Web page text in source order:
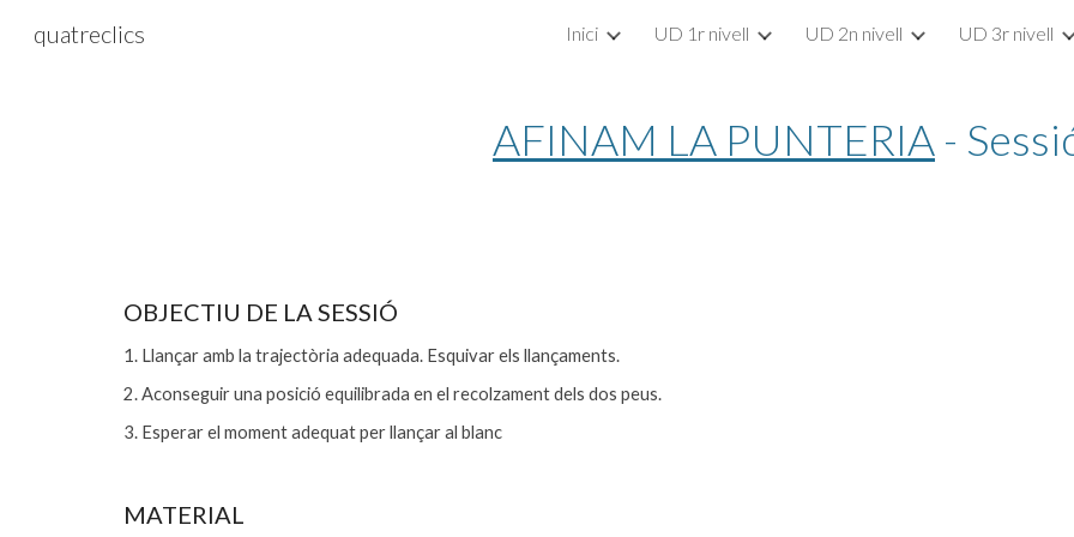
Skip to main content Skip to
quatreclics Inici UD 1r nivell UD 2n nivell UD 3r nivell
AFINAM LA PUNTERIA -
OBJECTIU DE LA SESSIÓ
1. Llançar amb la trajectòria adequada. Esquivar els llançaments.
2. Aconseguir una posició equilibrada en el recolzament dels dos peus.
3. Esperar el moment adequat per llançar al blanc
MATERIAL